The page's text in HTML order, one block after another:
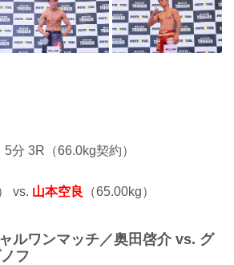
分 3R（66.0kg契約）
vs. 山本空良 （65.00kg）
ルワンマッチ／奥田啓介 vs. グ
フ